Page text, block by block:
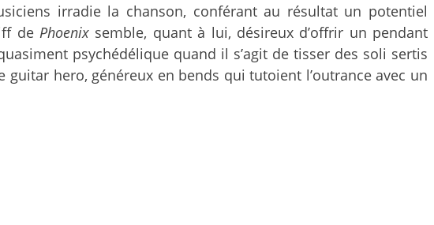
irradie la chanson, conférant au résultat un potentiel
de Phoenix semble, quant à lui, désireux d’offrir un pendant
psychédélique quand il s’agit de tisser des soli sertis
hero, généreux en bends qui tutoient l’outrance avec un